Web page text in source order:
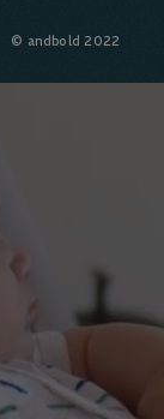
© andbold 2022